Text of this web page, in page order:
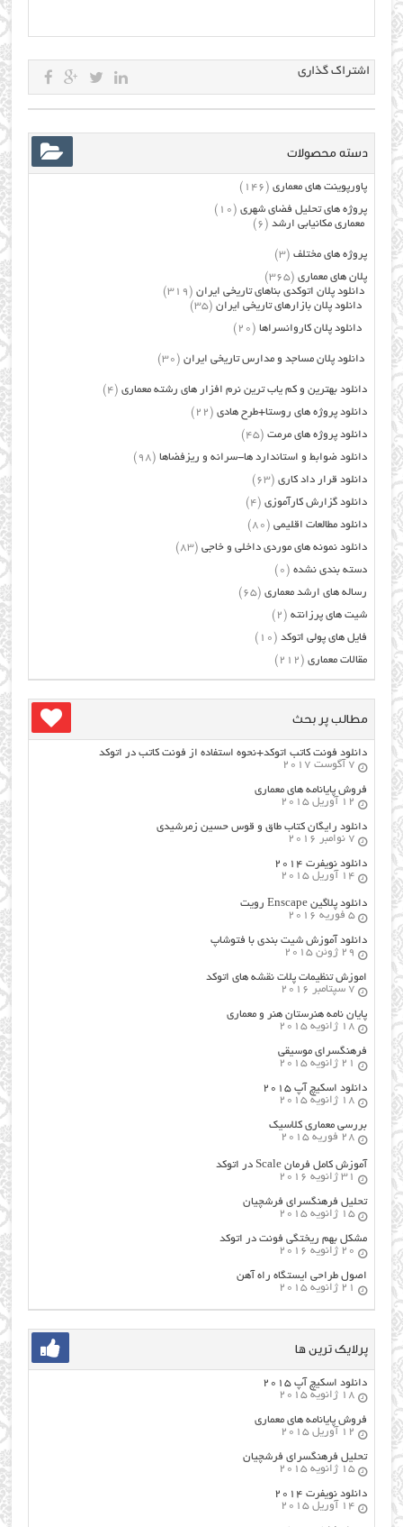
اشتراک گذاری
دسته محصولات
پاورپوینت های معماری (146)
پروژه های تحلیل فضای شهری (10)
معماری مکانیابی ارشد (6)
پروژه های مختلف (3)
پلان های معماری (365)
دانلود پلان اتوکدی بناهای تاریخی ایران (319)
دانلود پلان بازارهای تاریخی ایران (35)
دانلود پلان کاروانسراها (20)
دانلود پلان مساجد و مدارس تاریخی ایران (30)
دانلود بهترین و کم یاب ترین نرم افزار های رشته معماری (4)
دانلود پروژه های روستا+طرح هادی (22)
دانلود پروژه های مرمت (45)
دانلود ضوابط و استاندارد ها-سرانه و ریزفضاها (98)
دانلود قرار داد کاری (63)
دانلود گزارش کارآموزی (4)
دانلود مطالعات اقلیمی (80)
دانلود نمونه های موردی داخلی و خاجی (83)
دسته بندی نشده (0)
رساله های ارشد معماری (65)
شیت های پرزانته (2)
فایل های پولی اتوکد (10)
مقالات معماری (212)
مطالب پر بحث
دانلود فونت کاتب اتوکد+نحوه استفاده از فونت کاتب در اتوکد
7 آگوست 2017
فروش پایانامه های معماری
12 آوریل 2015
دانلود رایگان کتاب طاق و قوس حسین زمرشیدی
7 نوامبر 2016
دانلود نویفرت ۲۰۱۴
14 آوریل 2015
دانلود پلاگین Enscape رویت
5 فوریه 2016
دانلود آموزش شیت بندی با فتوشاپ
29 ژوئن 2015
اموزش تنظیمات پلات نقشه های اتوکد
7 سپتامبر 2016
پایان نامه هنرستان هنر و معماري
18 ژانویه 2015
فرهنگسراي موسيقي
21 ژانویه 2015
دانلود اسکیچ آپ ۲۰۱۵
18 ژانویه 2015
بررسی معماری کلاسیک
28 فوریه 2015
آموزش کامل فرمان Scale در اتوکد
31 ژانویه 2016
تحلیل فرهنگسرای فرشچیان
15 ژانویه 2015
مشکل بهم ریختگی فونت در اتوکد
20 ژانویه 2016
اصول طراحي ایستگاه راه آهن
21 ژانویه 2015
پرلایک ترین ها
دانلود اسکیچ آپ ۲۰۱۵
18 ژانویه 2015
فروش پایانامه های معماری
12 آوریل 2015
تحلیل فرهنگسرای فرشچیان
15 ژانویه 2015
دانلود نویفرت ۲۰۱۴
14 آوریل 2015